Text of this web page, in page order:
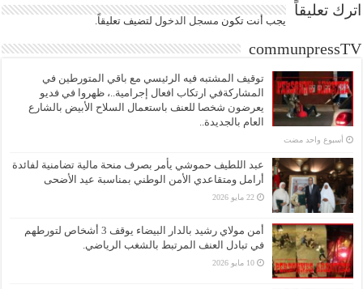
اترك تعليقاً
يجب أنت تكون مسجل الدخول لتضيف تعليقاً.
communpressTV
توقيف المشتبه فيه الرئيسي مع باقي المتورطين في
المشاركةفي ارتكاب افعال إجرامية..، ظهروا في فديو
يعرضون شخصا للعنف باستعمال السلاح الأبيض بالشارع
العام بالجديدة..
‏أسبوع واحد مضت
عبد اللطيف حموشي يأمر بصرف منحة مالية تضامنية لفائدة
أرامل ومتقاعدي الأمن الوطني بمناسبة عيد الأضحى
22 مايو 2026
أمن مولاي رشيد بالدار البيضاء يوقف 3 أشخاص لتورطهم
في تبادل العنف المرتبط بالشغب الرياضي.
10 مايو 2026